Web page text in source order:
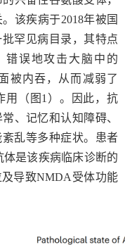
该疾病于2018年被国
罕见病目录，其特点
错误地攻击大脑中的
被内吞，从而减弱了
用（图 1 ）。因此，抗
、记忆和认知障碍、
乱等多种症状。患者
体是该疾病临床诊断的
导致NMDA 受体功能